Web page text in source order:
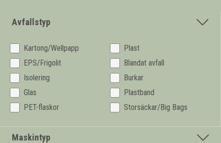
Avfallstyp
Kartong/Wellpapp
Plast
EPS/Frigolit
Blandat avfall
Isolering
Burkar
Glas
Plastband
PET-flaskor
Storsäckar/Big Bags
Maskintyp